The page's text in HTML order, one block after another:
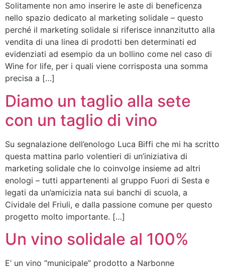
Solitamente non amo inserire le aste di beneficenza
nello spazio dedicato al marketing solidale – questo
perché il marketing solidale si riferisce innanzitutto alla
vendita di una linea di prodotti ben determinati ed
evidenziati ad esempio da un bollino come nel caso di
Wine for life, per i quali viene corrisposta una somma
precisa a […]
Diamo un taglio alla sete
con un taglio di vino
Su segnalazione dell’enologo Luca Biffi che mi ha scritto
questa mattina parlo volentieri di un’iniziativa di
marketing solidale che lo coinvolge insieme ad altri
enologi – tutti appartenenti al gruppo Fuori di Sesta e
legati da un’amicizia nata sui banchi di scuola, a
Cividale del Friuli, e dalla passione comune per questo
progetto molto importante. […]
Un vino solidale al 100%
E’ un vino “municipale” prodotto a Narbonne